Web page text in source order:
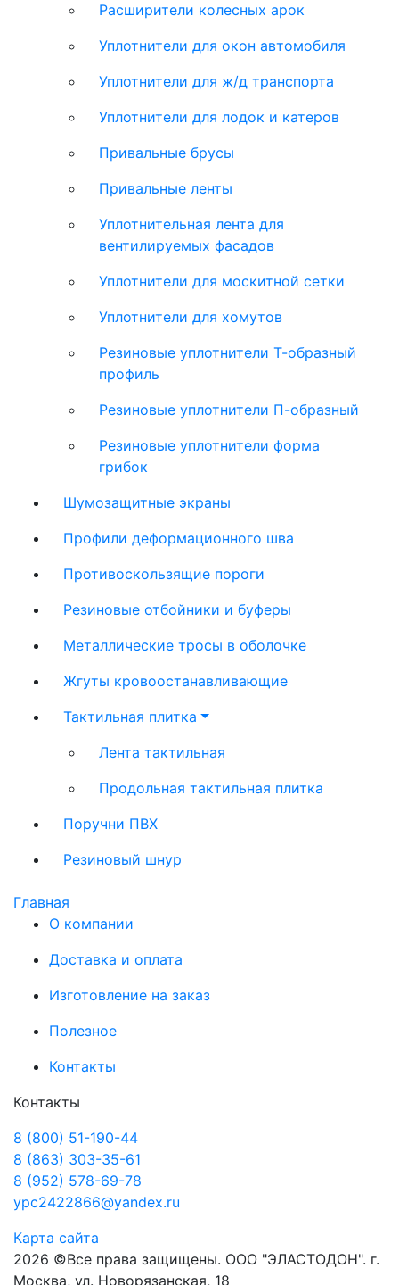
Расширители колесных арок
Уплотнители для окон автомобиля
Уплотнители для ж/д транспорта
Уплотнители для лодок и катеров
Привальные брусы
Привальные ленты
Уплотнительная лента для
вентилируемых фасадов
Уплотнители для москитной сетки
Уплотнители для хомутов
Резиновые уплотнители Т-образный
профиль
Резиновые уплотнители П-образный
Резиновые уплотнители форма
грибок
Шумозащитные экраны
Профили деформационного шва
Противоскользящие пороги
Резиновые отбойники и буферы
Металлические тросы в оболочке
Жгуты кровоостанавливающие
Тактильная плитка
Лента тактильная
Продольная тактильная плитка
Поручни ПВХ
Резиновый шнур
Главная
О компании
Доставка и оплата
Изготовление на заказ
Полезное
Контакты
Контакты
8 (800) 51-190-44
8 (863) 303-35-61
8 (952) 578-69-78
ypc2422866@yandex.ru
Карта сайта
2026 ©Все права защищены. ООО "ЭЛАСТОДОН". г.
Москва, ул. Новорязанская, 18